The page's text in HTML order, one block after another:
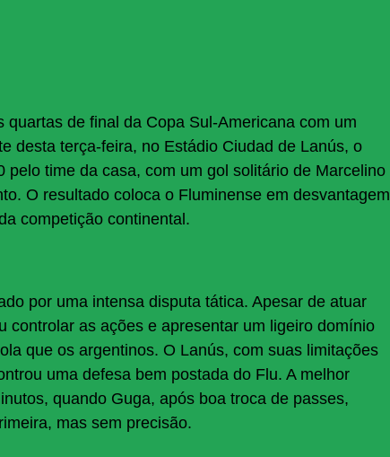
de final da Copa Sul-Americana com um
desta terça-feira, no Estádio Ciudad de Lanús, o
pelo time da casa, com um gol solitário de Marcelino
O resultado coloca o Fluminense em desvantagem
competição continental.
por uma intensa disputa tática. Apesar de atuar
controlar as ações e apresentar um ligeiro domínio
que os argentinos. O Lanús, com suas limitações
uma defesa bem postada do Flu. A melhor
quando Guga, após boa troca de passes,
mas sem precisão.